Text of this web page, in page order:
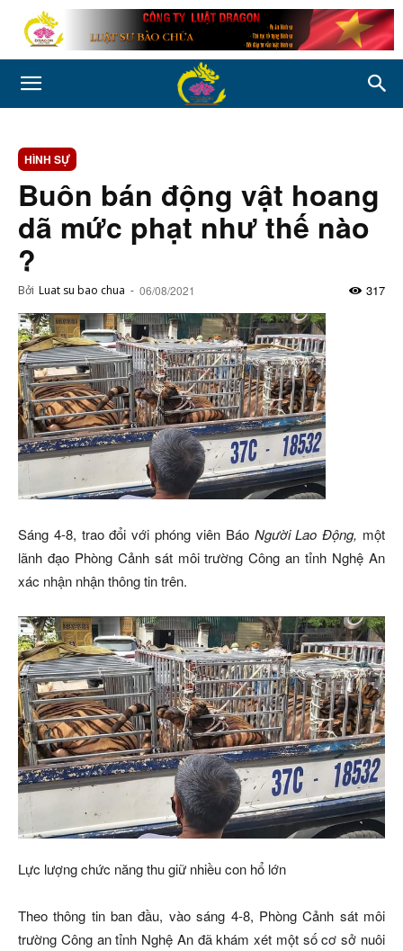
HÌNH SỰ
Buôn bán động vật hoang
dã mức phạt như thế nào
?
Bởi Luat su bao chua - 06/08/2021 317
Sáng 4-8, trao đổi với phóng viên Báo Người Lao Động, một
lãnh đạo Phòng Cảnh sát môi trường Công an tỉnh Nghệ An
xác nhận nhận thông tin trên.
Lực lượng chức năng thu giữ nhiều con hổ lớn
Theo thông tin ban đầu, vào sáng 4-8, Phòng Cảnh sát môi
trường Công an tỉnh Nghệ An đã khám xét một số cơ sở nuôi